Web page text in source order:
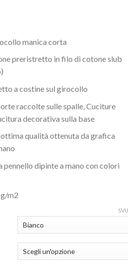
manica corta
preristretto in filo di cotone slub
a costine sul girocollo
raccolte sulle spalle, Cuciture
decorativa sulla base
qualità ottenuta da grafica
pennello dipinte a mano con colori
m2